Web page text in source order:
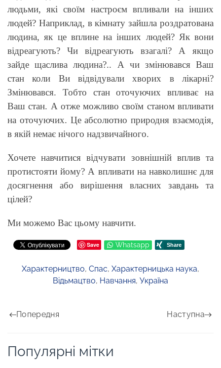
людьми, які своїм настроєм впливали на інших
людей? Наприклад, в кімнату зайшла роздратована
людина, як це вплине на інших людей? Як вони
відреагують? Чи відреагують взагалі? А якщо
зайде щаслива людина?.. А чи змінювався Ваш
стан коли Ви відвідували хворих в лікарні?
Змінювався. Тобто стан оточуючих впливає на
Ваш стан. А отже можливо своїм станом впливати
на оточуючих. Це абсолютно природня взаємодія,
в якій немає нічого надзвичайного.
Хочете навчитися відчувати зовнішній вплив та
протистояти йому? А впливати на навколишнє для
досягнення або вирішення власних завдань та
цілей?
Ми можемо Вас цьому навчити.
Save Whatsapp
Характерництво, Спас, Характерницька наука,
Відьмацтво, Навчання, Україна
Попередня Наступна
Популярні мітки